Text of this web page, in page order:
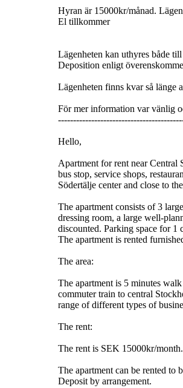
Hyran är 15000kr/månad.
El tillkommer
Lägenheten kan uthyres både
Deposition enligt
Lägenheten finns kvar så länge
För mer information var vänlig
Hello,
Apartment for rent near Central
bus stop, service shops,
Södertälje center and close to
The apartment consists of 3
dressing room, a large well-
discounted. Parking space for 1
The apartment is rented
The area:
The apartment is 5 minutes
commuter train to central
range of different types of
The rent:
The rent is SEK 15000kr/
The apartment can be rented to
Deposit by arrangement.